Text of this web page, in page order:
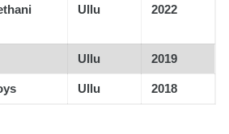
Ullu 2022
Ullu 2019
Ullu 2018